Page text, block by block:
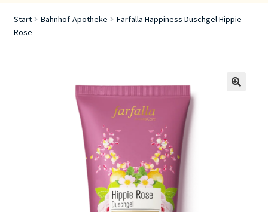
Servicer
Start Bahnhof-Apotheke
Farfalla Happiness Duschgel Hippie
Rose